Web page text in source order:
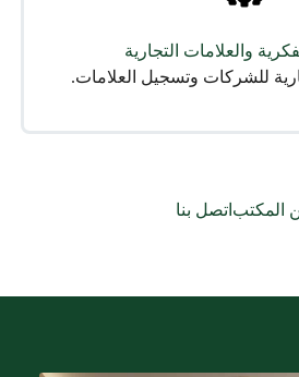
والعلامات التجارية
للشركات وتسجيل العلامات.
المكتب اتصل بنا